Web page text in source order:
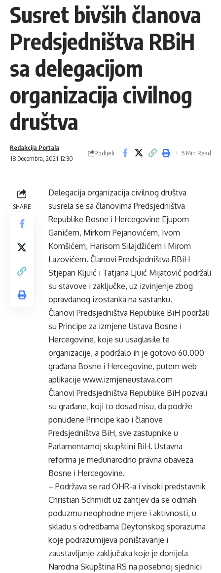
Susret bivših članova
Predsjedništva RBiH
sa delegacijom
organizacija civilnog
društva
18 Decembra, 2021 12:30
Redakcija Portala
Podijeli 5 Min Read
SHARE
Delegacija organizacija civilnog društva
susrela se sa članovima Predsjedništva
Republike Bosne i Hercegovine Ejupom
Ganićem, Mirkom Pejanovićem, Ivom
Komšićem, Harisom Silajdžićem i Mirom
Lazovićem. Članovi Predsjedništva RBiH
Stjepan Kljuić i Tatjana Ljuić Mijatović podržali
su stavove i zaključke, uz izvinjenje zbog
opravdanog izostanka na sastanku.
Članovi Predsjedništva Republike BiH podržali
su Principe za izmjene Ustava Bosne i
Hercegovine, koje su usaglasile te
organizacije, a podržalo ih je gotovo 60.000
građana Bosne i Hercegovine, putem web
aplikacije www.izmjeneustava.com
Članovi Predsjedništva Republike BiH pozvali
su građane, koji to dosad nisu, da podrže
ponuđene Principe kao i članove
Predsjedništva BiH, sve zastupnike u
Parlamentarnoj skupštini BiH. Ustavna
reforma je međunarodno pravna obaveza
Bosne i Hercegovine.
– Podržava se rad OHR-a i visoki predstavnik
Christian Schmidt uz zahtjev da se odmah
poduzmu neophodne mjere i aktivnosti, u
skladu s odredbama Deytonskog sporazuma
koje podrazumijeva poništavanje i
zaustavljanje zaključaka koje je donijela
Narodna Skupština RS na posebnoj sjednici